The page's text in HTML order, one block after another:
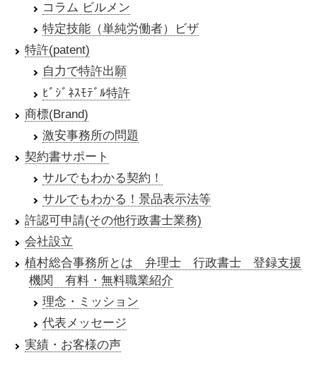
コラム ビルメン
特定技能（単純労働者）ビザ
特許(patent)
自力で特許出願
ﾋﾞｼﾞﾈｽﾓﾃﾞﾙ特許
商標(Brand)
激安事務所の問題
契約書サポート
サルでもわかる契約！
サルでもわかる！景品表示法等
許認可申請(その他行政書士業務)
会社設立
植村総合事務所とは 弁理士 行政書士 登録支援
機関 有料・無料職業紹介
理念・ミッション
代表メッセージ
実績・お客様の声